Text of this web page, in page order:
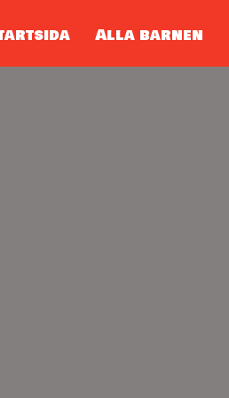
Alla barnen